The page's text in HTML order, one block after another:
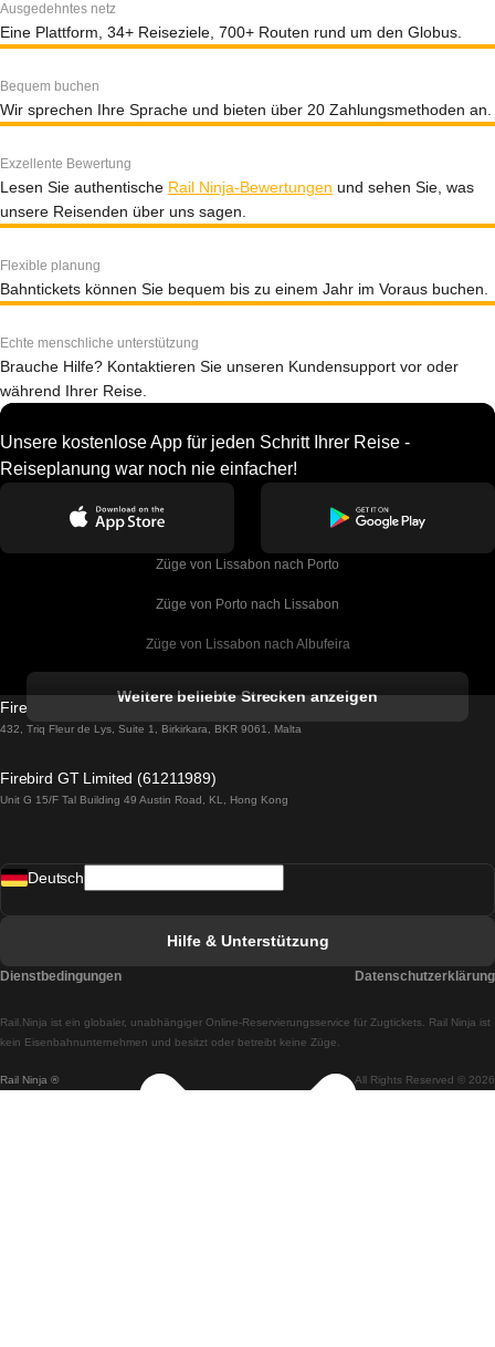
Ausgedehntes netz
Eine Plattform, 34+ Reiseziele, 700+ Routen rund um den Globus.
Bequem buchen
Wir sprechen Ihre Sprache und bieten über 20 Zahlungsmethoden an.
Exzellente Bewertung
Lesen Sie authentische Rail Ninja-Bewertungen und sehen Sie, was
unsere Reisenden über uns sagen.
Flexible planung
Bahntickets können Sie bequem bis zu einem Jahr im Voraus buchen.
Echte menschliche unterstützung
Brauche Hilfe? Kontaktieren Sie unseren Kundensupport vor oder
während Ihrer Reise.
Unsere kostenlose App für jeden Schritt Ihrer Reise -
Reiseplanung war noch nie einfacher!
Züge von Lissabon nach Porto
Züge von Porto nach Lissabon
Züge von Lissabon nach Albufeira
Züge von Lissabon nach Lagos
Züge von Lissabon nach Madrid
Züge von Lissabon nach Braga
Züge von Braga nach Lissabon
Weitere beliebte Strecken anzeigen
Firebird GT Limited (OC 1451)
432, Triq Fleur de Lys, Suite 1, Birkirkara, BKR 9061, Malta
Firebird GT Limited (61211989)
Unit G 15/F Tal Building 49 Austin Road, KL, Hong Kong
Rail Ninja ® All Rights Reserved © 2026
Rail.Ninja ist ein globaler, unabhängiger Online-Reservierungsservice für Zugtickets. Rail Ninja ist
kein Eisenbahnunternehmen und besitzt oder betreibt keine Züge.
Deutsch
Hilfe & Unterstützung
Dienstbedingungen Datenschutzerklärung